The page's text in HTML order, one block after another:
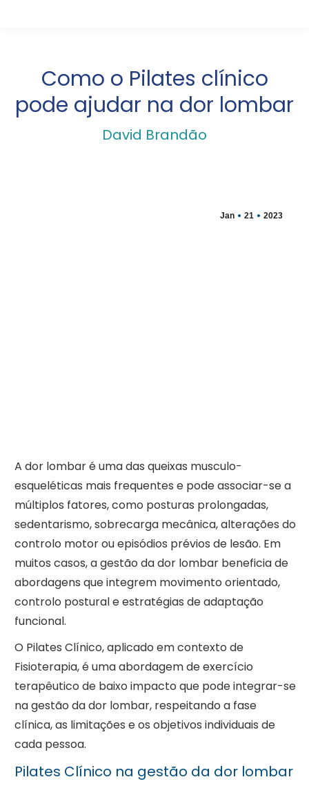
Como o Pilates clínico
pode ajudar na dor lombar
David Brandão
Jan 21 2023
A dor lombar é uma das queixas musculo-
esqueléticas mais frequentes e pode associar-se a
múltiplos fatores, como posturas prolongadas,
sedentarismo, sobrecarga mecânica, alterações do
controlo motor ou episódios prévios de lesão. Em
muitos casos, a gestão da dor lombar beneficia de
abordagens que integrem movimento orientado,
controlo postural e estratégias de adaptação
funcional.
O Pilates Clínico, aplicado em contexto de
Fisioterapia, é uma abordagem de exercício
terapêutico de baixo impacto que pode integrar-se
na gestão da dor lombar, respeitando a fase
clínica, as limitações e os objetivos individuais de
cada pessoa.
Pilates Clínico na gestão da dor lombar